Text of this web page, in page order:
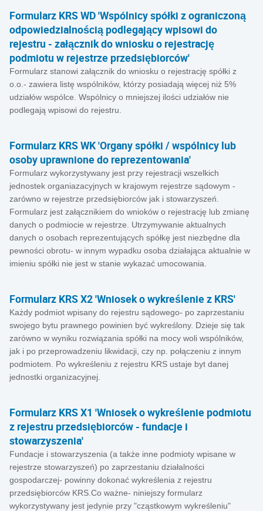
Formularz KRS WD 'Wspólnicy spółki z ograniczoną
odpowiedzialnością podlegający wpisowi do
rejestru - załącznik do wniosku o rejestrację
podmiotu w rejestrze przedsiębiorców'
Formularz stanowi załącznik do wniosku o rejestrację spółki z
o.o.- zawiera listę wspólników, którzy posiadają więcej niż 5%
udziałów wspólce. Wspólnicy o mniejszej ilości udziałów nie
podlegają wpisowi do rejestru.
Formularz KRS WK 'Organy spółki / wspólnicy lub
osoby uprawnione do reprezentowania'
Formularz wykorzystywany jest przy rejestracji wszelkich
jednostek organiazacyjnych w krajowym rejestrze sądowym -
zarówno w rejestrze przedsiębiorców jak i stowarzyszeń.
Formularz jest załącznikiem do wnioków o rejestrację lub zmianę
danych o podmiocie w rejestrze. Utrzymywanie aktualnych
danych o osobach reprezentujących spółkę jest niezbędne dla
pewności obrotu- w innym wypadku osoba działająca aktualnie w
imieniu spółki nie jest w stanie wykazać umocowania.
Formularz KRS X2 'Wniosek o wykreślenie z KRS'
Każdy podmiot wpisany do rejestru sądowego- po zaprzestaniu
swojego bytu prawnego powinien być wykreślony. Dzieje się tak
zarówno w wyniku rozwiązania spółki na mocy woli wspólników,
jak i po przeprowadzeniu likwidacji, czy np. połączeniu z innym
podmiotem. Po wykreśleniu z rejestru KRS ustaje byt danej
jednostki organizacyjnej.
Formularz KRS X1 'Wniosek o wykreślenie podmiotu
z rejestru przedsiębiorców - fundacje i
stowarzyszenia'
Fundacje i stowarzyszenia (a także inne podmioty wpisane w
rejestrze stowarzyszeń) po zaprzestaniu działalności
gospodarczej- powinny dokonać wykreślenia z rejestru
przedsiębiorców KRS.Co ważne- niniejszy formularz
wykorzystywany jest jedynie przy "cząstkowym wykreśleniu"